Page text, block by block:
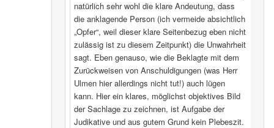
natürlich sehr wohl die klare Andeutung, dass
die anklagende Person (ich vermeide absichtlich
„Opfer“, weil dieser klare Seitenbezug eben nicht
zulässig ist zu diesem Zeitpunkt) die Unwahrheit
sagt. Eben genauso, wie die Beklagte mit dem
Zurückweisen von Anschuldigungen (was Herr
Ulmen hier allerdings nicht tut!) auch lügen
kann. Hier ein klares, möglichst objektives Bild
der Sachlage zu zeichnen, ist Aufgabe der
Judikative und aus gutem Grund kein Plebeszit.